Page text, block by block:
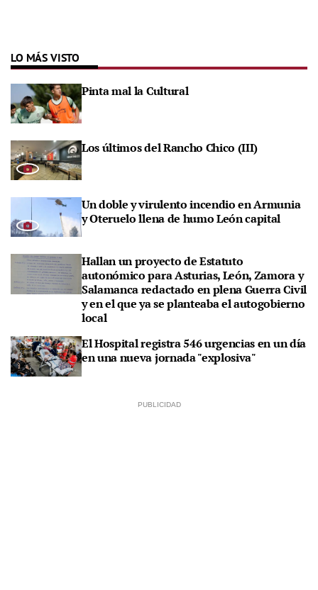
LO MÁS VISTO
Pinta mal la Cultural
Los últimos del Rancho Chico (III)
Un doble y virulento incendio en Armunia
y Oteruelo llena de humo León capital
Hallan un proyecto de Estatuto
autonómico para Asturias, León, Zamora y
Salamanca redactado en plena Guerra Civil
y en el que ya se planteaba el autogobierno
local
El Hospital registra 546 urgencias en un día
en una nueva jornada "explosiva"